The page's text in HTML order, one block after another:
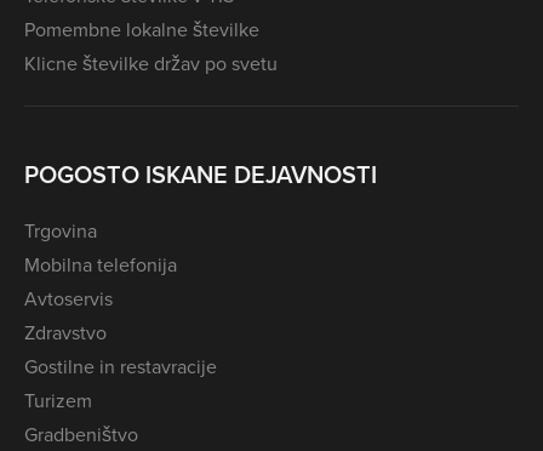
Pomembne lokalne številke
Klicne številke držav po svetu
POGOSTO ISKANE DEJAVNOSTI
Trgovina
Mobilna telefonija
Avtoservis
Zdravstvo
Gostilne in restavracije
Turizem
Gradbeništvo